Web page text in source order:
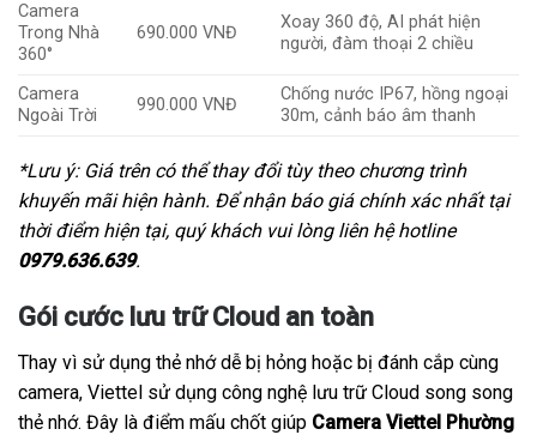
Camera
Trong Nhà
360°
690.000 VNĐ
Xoay 360 độ, AI phát hiện
người, đàm thoại 2 chiều
Camera
Ngoài Trời
990.000 VNĐ
Chống nước IP67, hồng ngoại
30m, cảnh báo âm thanh
*Lưu ý: Giá trên có thể thay đổi tùy theo chương trình
khuyến mãi hiện hành. Để nhận báo giá chính xác nhất tại
thời điểm hiện tại, quý khách vui lòng liên hệ hotline
0979.636.639.
Gói cước lưu trữ Cloud an toàn
Thay vì sử dụng thẻ nhớ dễ bị hỏng hoặc bị đánh cắp cùng
camera, Viettel sử dụng công nghệ lưu trữ Cloud song song
thẻ nhớ. Đây là điểm mấu chốt giúp Camera Viettel Phường